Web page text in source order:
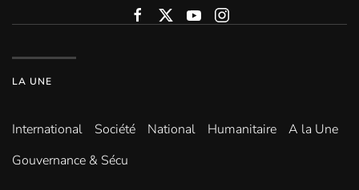
LA UNE
International Société National Humanitaire
A la Une
Gouvernance & Sécu